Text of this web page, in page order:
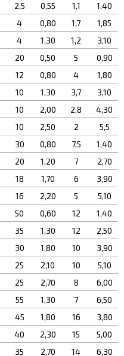
2,5 0,55 1,1
1,40
4 0,80 1,7
1,85
4 1,30 1,2
3,10
20 0,50 5
0,90
12 0,80 4
1,80
10 1,30 3,7
3,10
10 2,00 2,8
4,30
10 2,50 2
5,5
30 0,80 7,5
1,40
20 1,20 7
2,70
18 1,70 6
3,90
16 2,20 5
5,10
50 0,60 12
1,40
35 1,30 12
2,50
30 1,80 10
3,90
25 2,10 10
5,10
25 2,70 8
6,00
55 1,30 7
6,50
45 1,80 16
3,80
40 2,30 15
5,00
35 2,70 14 6,30